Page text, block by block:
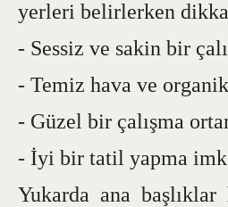
yerleri belirlerken
- Sessiz ve sakin bir
- Temiz hava ve
- Güzel bir çalışma
- İyi bir tatil yapma
Yukarda ana